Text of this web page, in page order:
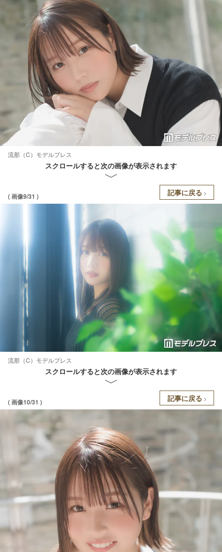
流那（C）モデルプレス
スクロールすると次の画像が表示されます
( 画像9/31 ) 記事に戻る
流那（C）モデルプレス
スクロールすると次の画像が表示されます
( 画像10/31 ) 記事に戻る